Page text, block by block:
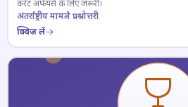
करेंट अफेयर्स के लिए जरूरी।
अंतर्राष्ट्रीय मामले प्रश्नोत्तरी
क्विज़ लें